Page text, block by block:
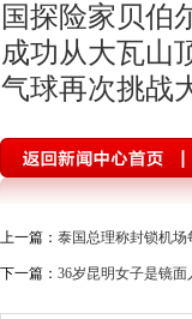
国探险家贝伯
成功从大瓦山
气球再次挑战
上一篇： 泰国总理称封锁机场
下一篇： 36岁昆明女子是镜